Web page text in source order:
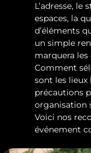
L’adresse,
espaces, la
d’éléments
un simple
marquera les
Comment
sont les lieux
précautions
organisation
Voici nos
événement